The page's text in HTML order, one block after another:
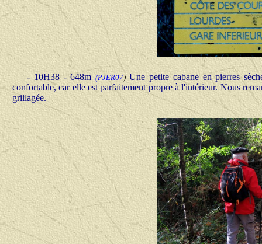
- 10H38 - 648m(PJER07) Une petite cabane en pierres
confortable, car elle est parfaitement propre à l'intérieur. Nous
grillagée.